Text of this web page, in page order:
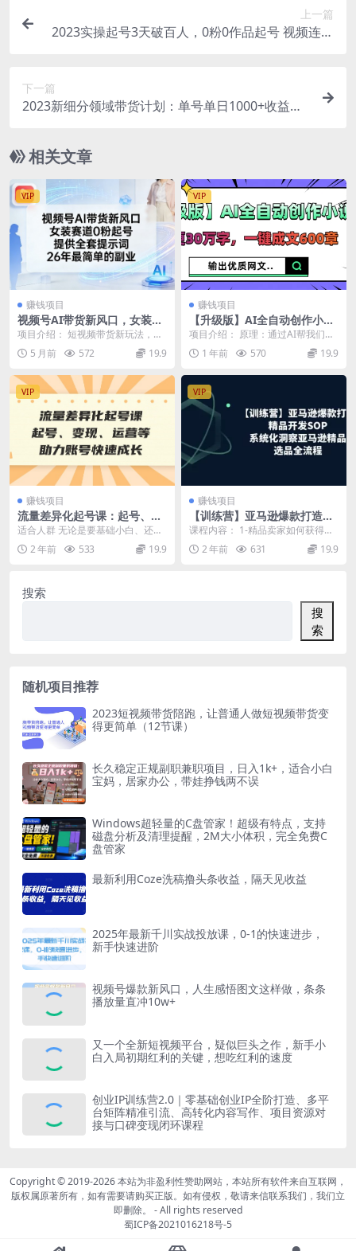
上一篇
2023实操起号3天破百人，0粉0作品起号 视频连爆
下一篇
2023新细分领域带货计划：单号单日1000+收益不
相关文章
VIP
赚钱项目
视频号AI带货新风口，女装赛
道0粉起号，提供全套提示
词，26年最简单的副业
项目介绍： 短视频带货新玩法，利
用AI打造差异化，无需粉丝，打破
传统带货门槛，以...
5 月前 572 19.9
VIP
赚钱项目
【升级版】AI全自动创作小
说，日更30万字，一键成文60
0章
项目介绍： 原理：通过AI帮我们创
作小说，实现一键生成大纲，灵
感，爆款简介，小说...
1 年前 570 19.9
VIP
赚钱项目
流量差异化起号课：起号、变
现、运营等，助力账号快速成
适合人群 无论是要基础小白、还是
创业者商家。 想故新媒体、新媒体
瓶频都可以学习!...
2 年前 533 19.9
VIP
赚钱项目
【训练营】亚马逊爆款打造之
精品开发SOP，系统化洞察亚
课程内容： 1-精品卖家如何获得选
品可复制化的成功.mp4 2-分析市场
竞争和机...
2 年前 631 19.9
搜索
搜
索
随机项目推荐
2023短视频带货陪跑，让普通人做短视频带货变
得更简单（12节课）
长久稳定正规副职兼职项目，日入1k+，适合小白
宝妈，居家办公，带娃挣钱两不误
Windows超轻量的C盘管家！超级有特点，支持
磁盘分析及清理提醒，2M大小体积，完全免费C
盘管家
最新利用Coze洗稿撸头条收益，隔天见收益
2025年最新千川实战投放课，0-1的快速进步，
新手快速进阶
视频号爆款新风口，人生感悟图文这样做，条条
播放量直冲10w+
又一个全新短视频平台，疑似巨头之作，新手小
白入局初期红利的关键，想吃红利的速度
创业IP训练营2.0｜零基础创业IP全阶打造、多平
台矩阵精准引流、高转化内容写作、项目资源对
接与口碑变现闭环课程
Copyright © 2019-2026本站为非盈利性赞助网站，本站所有软件来自互联网，
版权属原著所有，如有需要请购买正版。如有侵权，敬请来信联系我们，我们立
即删除。
- All rights reserved
蜀ICP备2021016218号-5